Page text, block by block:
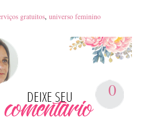
gratuitos, universo feminino
0